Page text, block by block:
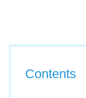
Contents